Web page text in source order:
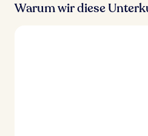
Warum wir diese